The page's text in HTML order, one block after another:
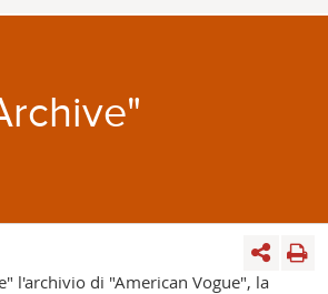
l'archivio di "American Vogue", la